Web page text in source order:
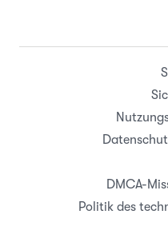
DMCA-
Politik des